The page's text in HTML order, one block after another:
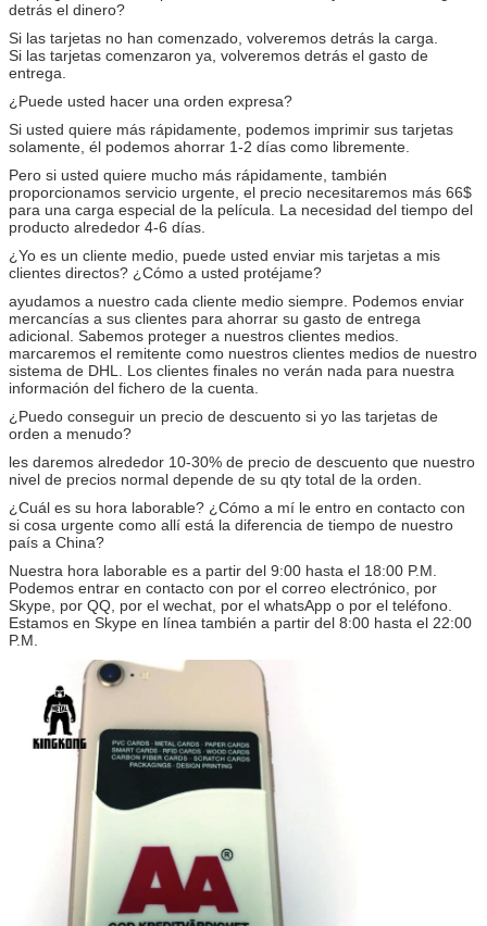
detrás el dinero?
Si las tarjetas no han comenzado, volveremos detrás la carga.
Si las tarjetas comenzaron ya, volveremos detrás el gasto de
entrega.
¿Puede usted hacer una orden expresa?
Si usted quiere más rápidamente, podemos imprimir sus tarjetas
solamente, él podemos ahorrar 1-2 días como libremente.
Pero si usted quiere mucho más rápidamente, también
proporcionamos servicio urgente, el precio necesitaremos más 66$
para una carga especial de la película. La necesidad del tiempo del
producto alrededor 4-6 días.
¿Yo es un cliente medio, puede usted enviar mis tarjetas a mis
clientes directos? ¿Cómo a usted protéjame?
ayudamos a nuestro cada cliente medio siempre. Podemos enviar
mercancías a sus clientes para ahorrar su gasto de entrega
adicional. Sabemos proteger a nuestros clientes medios.
marcaremos el remitente como nuestros clientes medios de nuestro
sistema de DHL. Los clientes finales no verán nada para nuestra
información del fichero de la cuenta.
¿Puedo conseguir un precio de descuento si yo las tarjetas de
orden a menudo?
les daremos alrededor 10-30% de precio de descuento que nuestro
nivel de precios normal depende de su qty total de la orden.
¿Cuál es su hora laborable? ¿Cómo a mí le entro en contacto con
si cosa urgente como allí está la diferencia de tiempo de nuestro
país a China?
Nuestra hora laborable es a partir del 9:00 hasta el 18:00 P.M.
Podemos entrar en contacto con por el correo electrónico, por
Skype, por QQ, por el wechat, por el whatsApp o por el teléfono.
Estamos en Skype en línea también a partir del 8:00 hasta el 22:00
P.M.